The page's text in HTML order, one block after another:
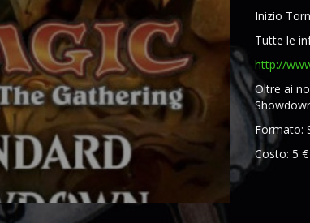
Inizio
Tutte le
http://
Oltre ai
Formato:
Costo: 5 €